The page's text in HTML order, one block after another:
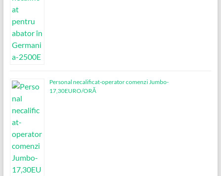
Personal necalificat-operator comenzi Jumbo-
17,30EURO/ORĂ